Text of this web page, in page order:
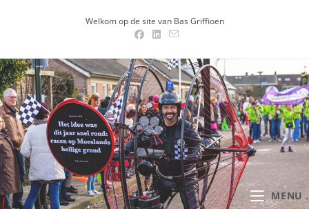
Welkom op de site van Bas Griffioen
MENU .